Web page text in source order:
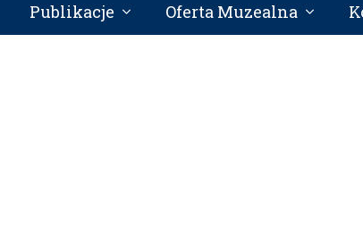
Publikacje Oferta Muzealna